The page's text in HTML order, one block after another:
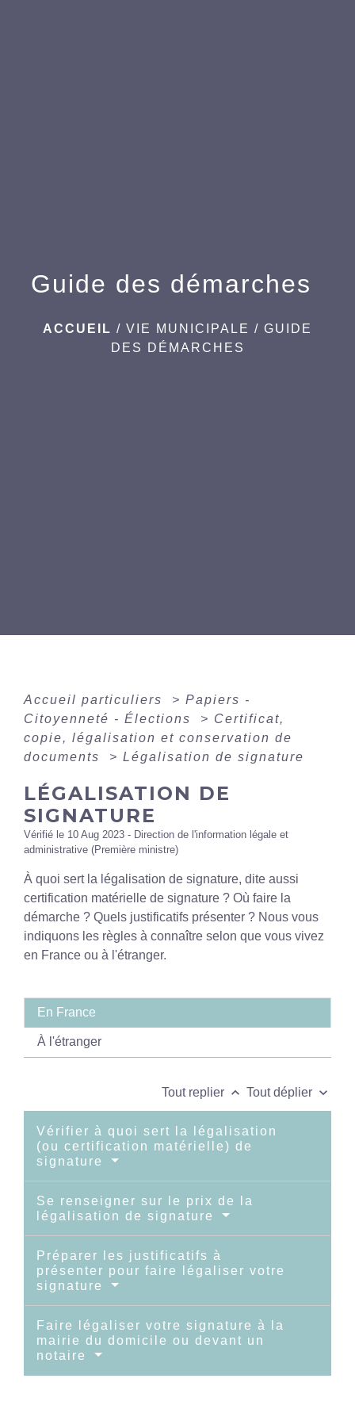
Guide des démarches
ACCUEIL / VIE MUNICIPALE / GUIDE
DES DÉMARCHES
Accueil particuliers > Papiers -
Citoyenneté - Élections
> Certificat,
copie, légalisation et conservation de
documents
> Légalisation de signature
LÉGALISATION DE
SIGNATURE
Vérifié le 10 Aug 2023 - Direction de l'information légale et
administrative (Première ministre)
À quoi sert la légalisation de signature, dite aussi
certification matérielle de signature ? Où faire la
démarche ? Quels justificatifs présenter ? Nous vous
indiquons les règles à connaître selon que vous vivez
en France ou à l'étranger.
En France
À l'étranger
Tout replier keyboard_arrow_up Tout déplier keyboard_arrow_down
Vérifier à quoi sert la légalisation
(ou certification matérielle) de
signature
Se renseigner sur le prix de la
légalisation de signature
Préparer les justificatifs à
présenter pour faire légaliser votre
signature
Faire légaliser votre signature à la
mairie du domicile ou devant un
notaire